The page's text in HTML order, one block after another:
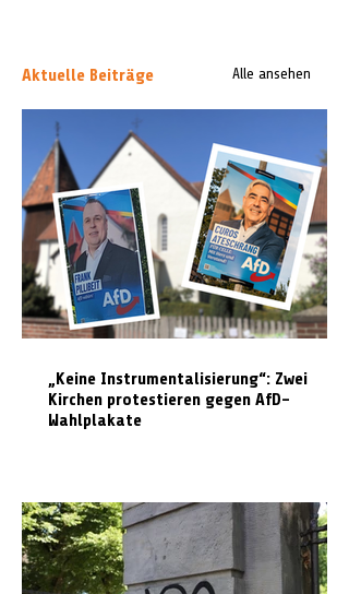
Aktuelle Beiträge Alle ansehen
„Keine Instrumentalisierung“: Zwei
Kirchen protestieren gegen AfD-
Wahlplakate